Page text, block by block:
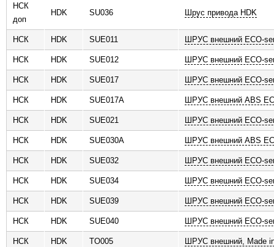
НСК
доп
HDK SU036 Шрус привода HDK
НСК HDK SUE011 ШРУС внешний ECO-
НСК HDK SUE012 ШРУС внешний ECO-
НСК HDK SUE017 ШРУС внешний ECO-
НСК HDK SUE017A ШРУС внешний ABS
НСК HDK SUE021 ШРУС внешний ECO-
НСК HDK SUE030A ШРУС внешний ABS
НСК HDK SUE032 ШРУС внешний ECO-
НСК HDK SUE034 ШРУС внешний ECO-
НСК HDK SUE039 ШРУС внешний ECO-
НСК HDK SUE040 ШРУС внешний ECO-
НСК HDK TO005 ШРУС внешний, Made